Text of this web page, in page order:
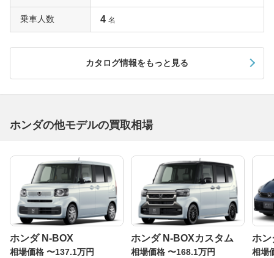
乗車人数 4 名
カタログ情報をもっと見る
ホンダの他モデルの買取相場
ホンダ N-BOX
相場価格 〜137.1万円
ホンダ N-BOXカスタム
相場価格 〜168.1万円
ホン
相場